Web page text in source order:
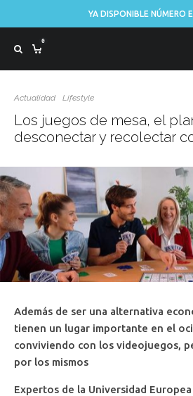
YA DISPONIBLE NÚMERO
0
Actualidad Lifestyle
Los juegos de mesa, el
desconectar y recolectar
Además de ser una alternativa
tienen un lugar importante en el
conviviendo con los videojuegos,
por los mismos
Expertos de la Universidad